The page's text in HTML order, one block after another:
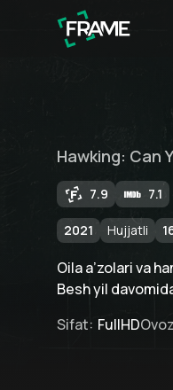
Hawking: Can
7.9 7.1
2021 Hujjatli
Oila a’zolari va
Besh yil
Sifat: FullHD